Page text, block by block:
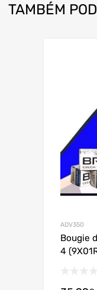
TAMBÉM
ADV350
Bougie
4